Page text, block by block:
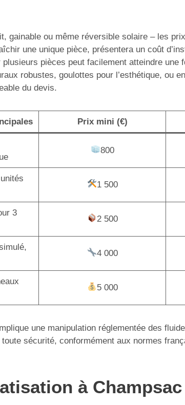
gainable ou même réversible solaire – les
une unique pièce, présentera un coût
pièces peut facilement atteindre une
robustes, goulottes pour l’esthétique, ou
du devis.
Prix mini (€)
800
1 500
3
2 500
4 000
5 000
une manipulation réglementée des
sécurité, conformément aux normes
à Champsac